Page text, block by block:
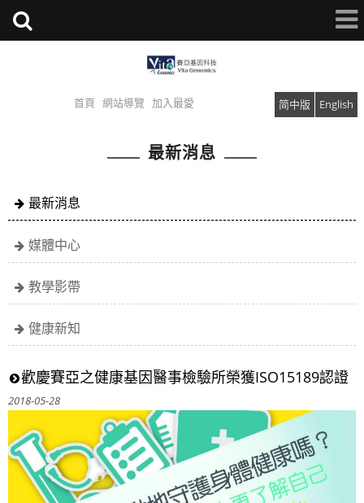
首頁 網站導覽 加入最愛 简中版 English
最新消息
最新消息
媒體中心
教學影帶
健康新知
歡慶賽亞之健康基因醫事檢驗所榮獲ISO15189認證
2018-05-28